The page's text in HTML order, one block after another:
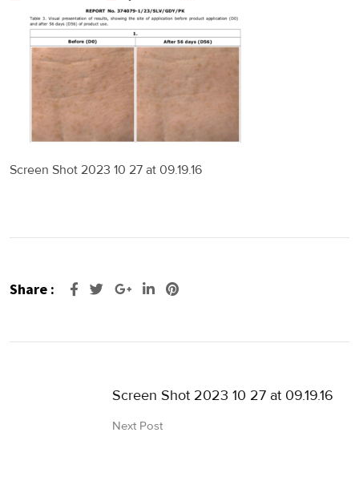
Screen Shot 2023 10 27 at 09.19.16
Share : Google+LinkedIn
Pinterest
Screen Shot 2023 10 27 at 09.19.16
Next Post